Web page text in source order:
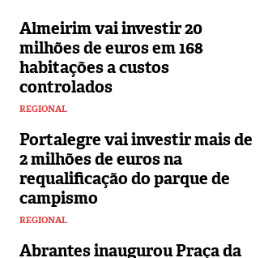
Almeirim vai investir 20
milhões de euros em 168
habitações a custos
controlados
REGIONAL
Portalegre vai investir mais de
2 milhões de euros na
requalificação do parque de
campismo
REGIONAL
Abrantes inaugurou Praça da